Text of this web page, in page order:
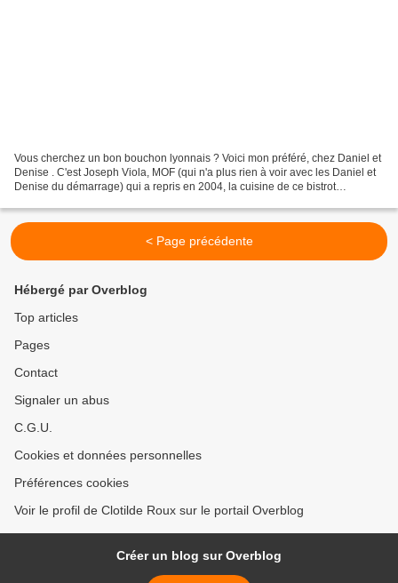
Vous cherchez un bon bouchon lyonnais ? Voici mon préféré, chez Daniel et
Denise . C'est Joseph Viola, MOF (qui n'a plus rien à voir avec les Daniel et
Denise du démarrage) qui a repris en 2004, la cuisine de ce bistrot
< Page précédente
Hébergé par Overblog
Top articles
Pages
Contact
Signaler un abus
C.G.U.
Cookies et données personnelles
Préférences cookies
Voir le profil de Clotilde Roux sur le portail Overblog
Créer un blog sur Overblog